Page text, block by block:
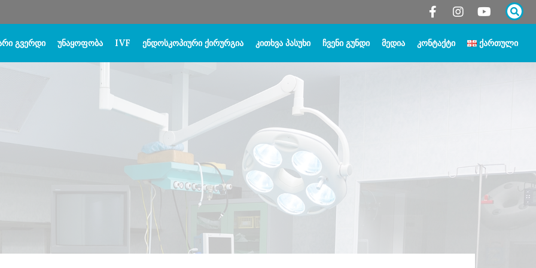
ᲒᲕᲔᲠᲓᲘ ᲣᲜᲐᲧᲝᲤᲝᲑᲐ IVF ᲔᲜᲓᲝᲡᲙᲝᲞᲘᲣᲠᲘ ᲥᲘᲠᲣᲠᲒᲘᲐ ᲙᲘᲗᲮᲕᲐ ᲞᲐᲡᲣᲮᲘ ᲩᲕᲔᲜᲘ ᲒᲣᲜᲓᲘ ᲛᲔᲓᲘᲐ ᲙᲝᲜᲢᲐᲥᲢᲘ ᲥᲐᲠᲗᲣᲚᲘ